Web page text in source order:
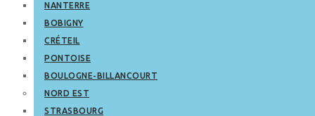
NANTERRE
BOBIGNY
CRÉTEIL
PONTOISE
BOULOGNE-BILLANCOURT
NORD EST
STRASBOURG